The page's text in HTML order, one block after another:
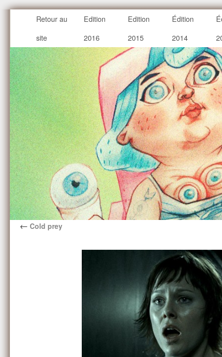
Retour au
site
Edition
2016
Edition
2015
Édition
2014
← Cold prey